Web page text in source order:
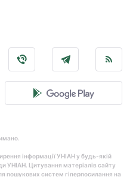
інформації УНІАН у будь-якій
УНІАН. Цитування матеріалів сайту
пошукових систем гіперпосилання на